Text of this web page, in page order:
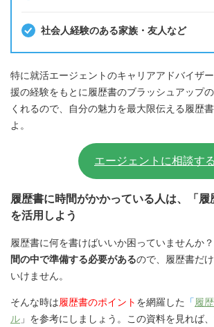
社会人経験のある家族・友人など
特に就活エージェントのキャリアアドバイザ
援の経験をもとに履歴書のブラッシュアップ
くれるので、自分の魅力を最大限伝える履歴
よ。
エージェントに相談する
履歴書に時間がかかっている人は、「履
を活用しよう
履歴書に何を書けばいいか困っていませんか？
間の中で準備する必要があるので、履歴書だ
いけません。
そんな時は履歴書のポイント を網羅した 「履
ル 」を参考にしましょう。この資料を見れば、